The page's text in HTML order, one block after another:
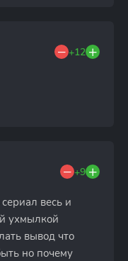
+12
+9
весь и
ухмылкой
вывод что
но почему